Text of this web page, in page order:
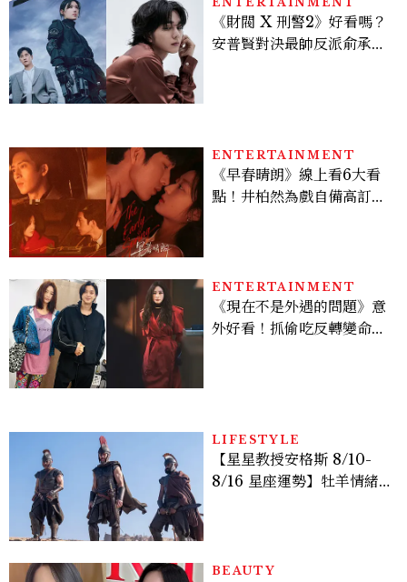
《財閥 X 刑警2》好看嗎？
安普賢對決最帥反派俞承
ENTERTAINMENT
《早春晴朗》線上看6大看
點！井柏然為戲自備高訂，
ENTERTAINMENT
《現在不是外遇的問題》意
外好看！抓偷吃反轉變命
LIFESTYLE
【星星教授安格斯 8/10-
8/16 星座運勢】牡羊情緒
BEAUTY